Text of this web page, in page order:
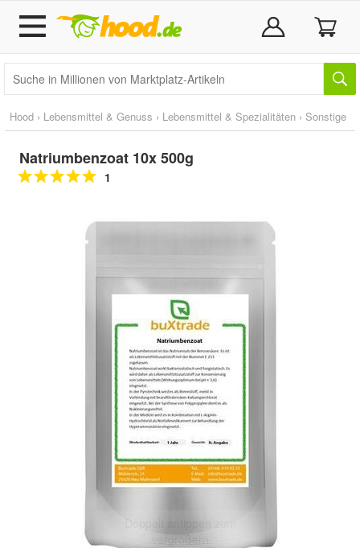
Hood › Lebensmittel & Genuss › Lebensmittel & Spezialitäten › Sonstige
Natriumbenzoat 10x 500g
1
Doppelt antippen zum
vergrößern